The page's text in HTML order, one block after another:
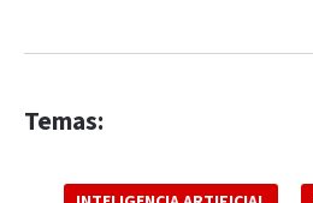
Temas: